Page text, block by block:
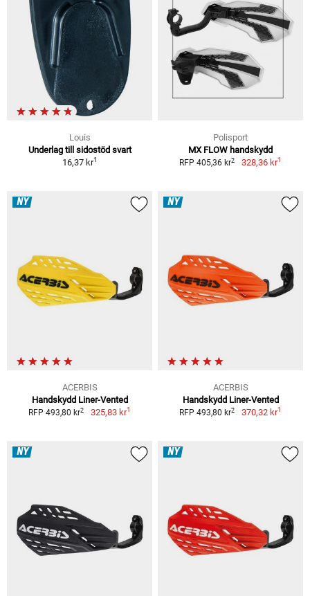
Louis
Underlag till sidostöd svart
16,37 kr1
Polisport
MX FLOW handskydd
RFP 405,36 kr2 328,36 kr1
NY
ACERBIS
Handskydd Liner-Vented
RFP 493,80 kr2 325,83 kr1
NY
ACERBIS
Handskydd Liner-Vented
RFP 493,80 kr2 370,32 kr1
NY NY